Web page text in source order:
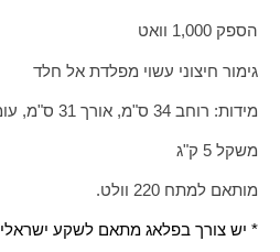
הספק 1,000 וואט
גימור חיצוני עשוי מפלדת אל חלד
מידות: רוחב 34 ס"מ, אורך 31 ס"מ, עומק 31.7 ס"מ
משקל 5 ק"ג
מותאם למתח 220 וולט.
* יש צורך בפלאג מתאם לשקע ישראלי